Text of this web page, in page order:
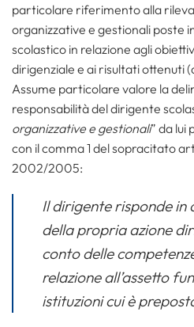
particolare riferimento alla
organizzative e gestionali poste
scolastico in relazione agli
dirigenziale e ai risultati ottenuti
Assume particolare valore la
responsabilità del dirigente
organizzative e gestionali” da lui
con il comma 1 del sopracitato
2002/2005:
Il dirigente risponde in
della propria azione
conto delle
relazione all’assetto
istituzioni cui è